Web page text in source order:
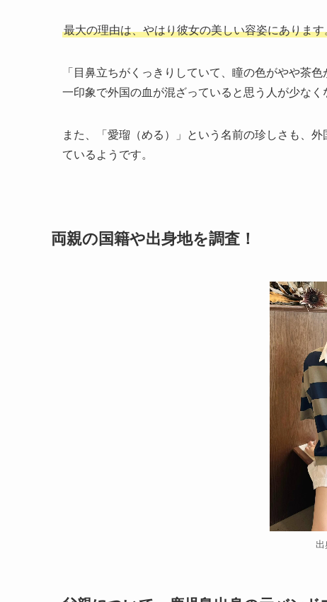
最大の理由は、やはり彼女の美しい容姿にあります
「目鼻立ちがくっきりしていて、瞳の色がやや茶
一印象で外国の血が混ざっていると思う人が少なく
また、「愛瑠（める）」という名前の珍しさも、
ているようです。
両親の国籍や出身地を調査！
出